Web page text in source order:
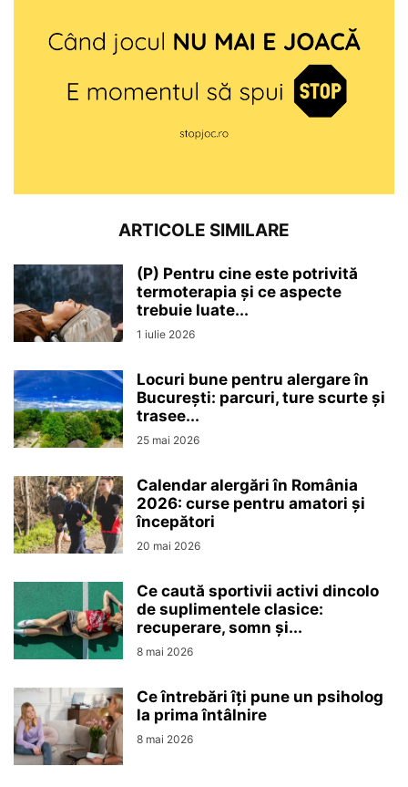
ARTICOLE SIMILARE
(P) Pentru cine este potrivită
termoterapia și ce aspecte
trebuie luate...
1 iulie 2026
Locuri bune pentru alergare în
București: parcuri, ture scurte și
trasee...
25 mai 2026
Calendar alergări în România
2026: curse pentru amatori și
începători
20 mai 2026
Ce caută sportivii activi dincolo
de suplimentele clasice:
recuperare, somn și...
8 mai 2026
Ce întrebări îți pune un psiholog
la prima întâlnire
8 mai 2026